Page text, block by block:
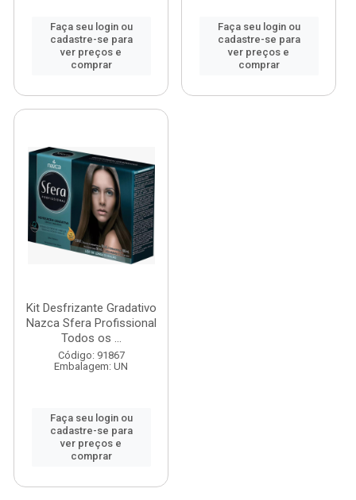
Faça seu login ou
cadastre-se para
ver preços e
comprar
Faça seu login ou
cadastre-se para
ver preços e
comprar
Kit Desfrizante Gradativo
Nazca Sfera Profissional
Todos os ...
Código: 91867
Embalagem: UN
Faça seu login ou
cadastre-se para
ver preços e
comprar